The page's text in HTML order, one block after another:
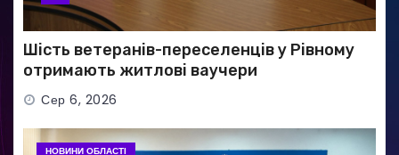
Шість ветеранів-переселенців у Рівному
отримають житлові ваучери
Сер 6, 2026
НОВИНИ ОБЛАСТІ